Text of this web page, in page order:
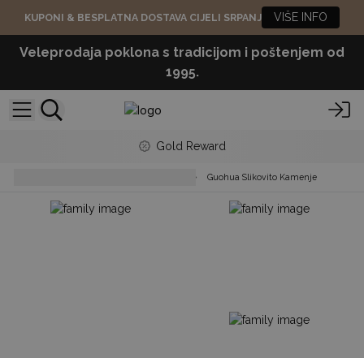
KUPONI & BESPLATNA DOSTAVA CIJELI SRPANJ VIŠE INFO
Veleprodaja poklona s tradicijom i poštenjem od
1995.
Gold Reward
Guohua Slikovito Kamenje